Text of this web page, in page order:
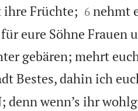
ihre Früchte;
6 nehmt
eure Söhne Frauen
gebären; mehrt
Bestes, dahin ich
denn wenn’s ihr